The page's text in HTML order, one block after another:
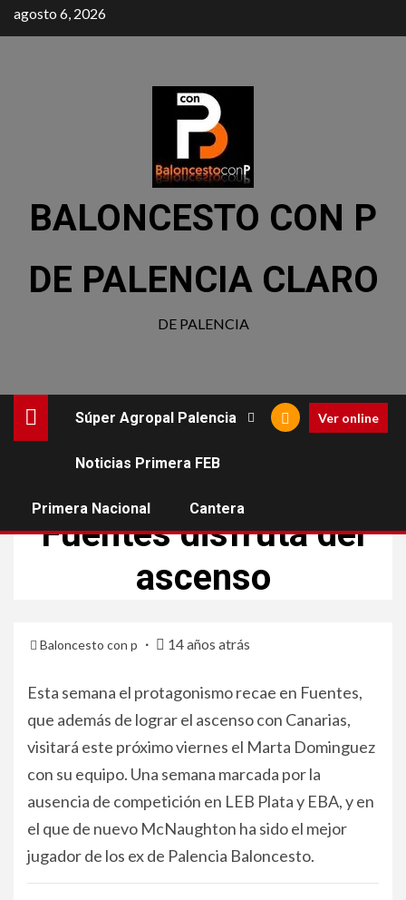
agosto 6, 2026
BALONCESTO CON P
DE PALENCIA CLARO
DE PALENCIA
Súper Agropal Palencia
Noticias Primera FEB
Primera Nacional Cantera
Ver online
Fuentes disfruta del
ascenso
Baloncesto con p 14 años atrás
Esta semana el protagonismo recae en Fuentes,
que además de lograr el ascenso con Canarias,
visitará este próximo viernes el Marta Dominguez
con su equipo. Una semana marcada por la
ausencia de competición en LEB Plata y EBA, y en
el que de nuevo McNaughton ha sido el mejor
jugador de los ex de Palencia Baloncesto.